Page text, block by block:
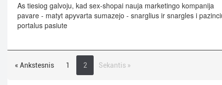
As tiesiog galvoju, kad sex-shopai nauja marketingo kompanija
pavare - matyt apyvarta sumazejo - snarglius ir snargles i
portalus pasiute
« Ankstesnis 1 2 Sekantis »